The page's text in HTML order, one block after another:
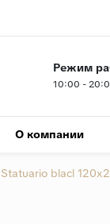
Режим
10:00 -
О компании
blacl